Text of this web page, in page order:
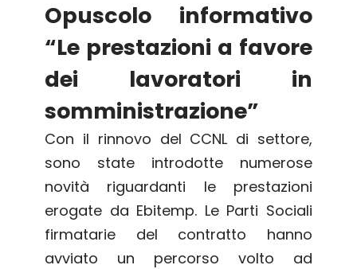
Opuscolo informativo
“Le prestazioni a favore
dei lavoratori in
somministrazione”
Con il rinnovo del CCNL di settore,
sono state introdotte numerose
novità riguardanti le prestazioni
erogate da Ebitemp. Le Parti Sociali
firmatarie del contratto hanno
avviato un percorso volto ad